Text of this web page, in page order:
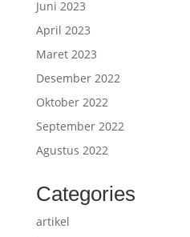
Juni 2023
April 2023
Maret 2023
Desember 2022
Oktober 2022
September 2022
Agustus 2022
Categories
artikel